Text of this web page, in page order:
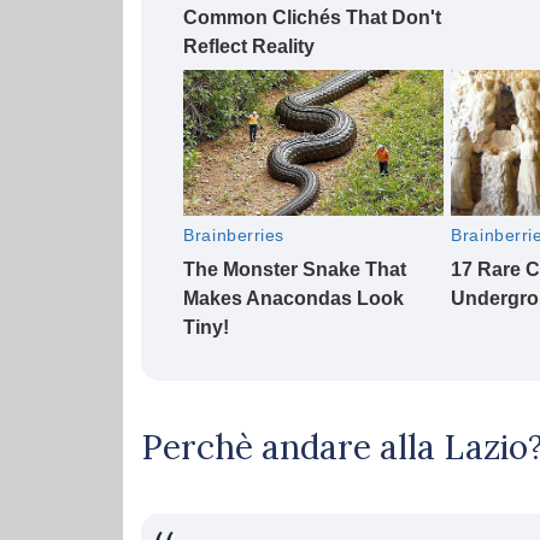
Perchè andare alla